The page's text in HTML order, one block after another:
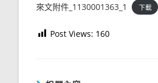
來文附件_1130001363_1 下載
Post Views: 160